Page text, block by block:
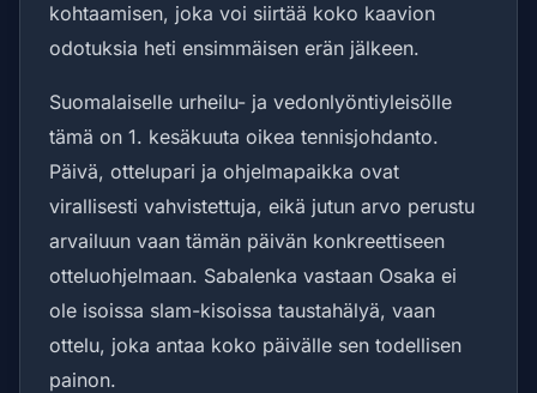
kohtaamisen, joka voi siirtää koko kaavion
odotuksia heti ensimmäisen erän jälkeen.
Suomalaiselle urheilu- ja vedonlyöntiyleisölle
tämä on 1. kesäkuuta oikea tennisjohdanto.
Päivä, ottelupari ja ohjelmapaikka ovat
virallisesti vahvistettuja, eikä jutun arvo perustu
arvailuun vaan tämän päivän konkreettiseen
otteluohjelmaan. Sabalenka vastaan Osaka ei
ole isoissa slam-kisoissa taustahälyä, vaan
ottelu, joka antaa koko päivälle sen todellisen
painon.